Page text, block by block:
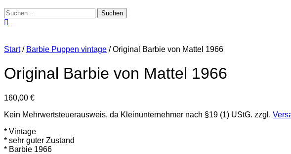
Suchen
nach:
Start/ Barbie Puppen vintage / Original Barbie von Mattel 1966
Original Barbie von Mattel 1966
160,00 €
Kein Mehrwertsteuerausweis, da Kleinunternehmer nach §19 (1) UStG. zzgl.
* Vintage
* sehr guter Zustand
* Barbie 1966